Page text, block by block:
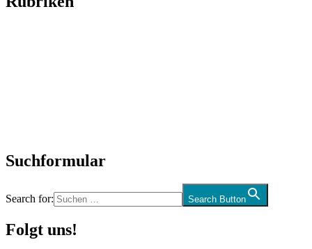
Suchformular
Search for: Search Button
Folgt uns!